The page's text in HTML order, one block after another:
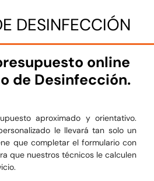
DESINFECCIÓN
online
de Desinfección.
aproximado y orientativo.
le llevará tan solo un
que completar el formulario con
que nuestros técnicos le calculen